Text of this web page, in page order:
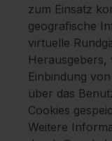
zum Einsatz
geografische
virtuelle
Herausgebers,
Einbindung
über das
Cookies
Weitere